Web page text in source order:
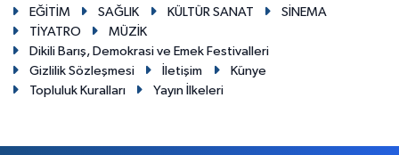
EĞİTİM
SAĞLIK KÜLTÜR SANAT
SİNEMA
TİYATRO
MÜZİK
Dikili Barış, Demokrasi ve Emek Festivalleri
Gizlilik Sözleşmesi
İletişim
Künye
Topluluk Kuralları
Yayın İlkeleri